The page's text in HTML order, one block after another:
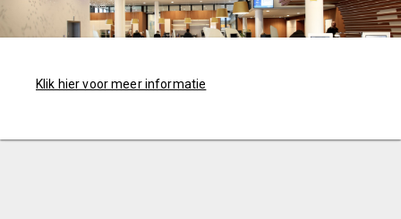
Klik hier voor meer informatie